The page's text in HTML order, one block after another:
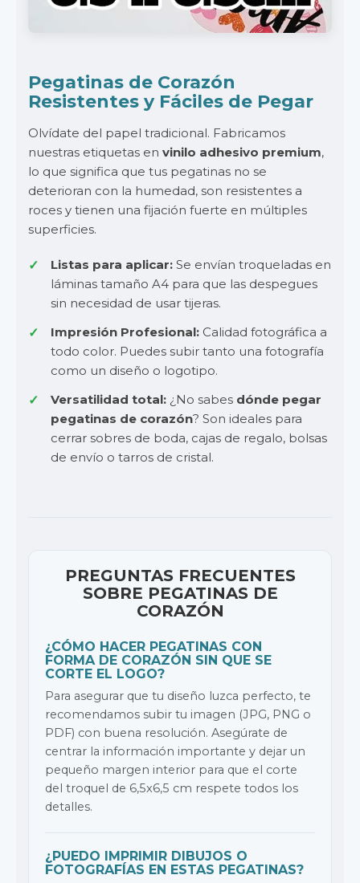
Pegatinas de Corazón
Resistentes y Fáciles de Pegar
Olvídate del papel tradicional. Fabricamos
nuestras etiquetas en vinilo adhesivo premium,
lo que significa que tus pegatinas no se
deterioran con la humedad, son resistentes a
roces y tienen una fijación fuerte en múltiples
superficies.
Listas para aplicar: Se envían troqueladas en
láminas tamaño A4 para que las despegues
sin necesidad de usar tijeras.
Impresión Profesional: Calidad fotográfica a
todo color. Puedes subir tanto una fotografía
como un diseño o logotipo.
Versatilidad total: ¿No sabes dónde pegar
pegatinas de corazón? Son ideales para
cerrar sobres de boda, cajas de regalo, bolsas
de envío o tarros de cristal.
PREGUNTAS FRECUENTES
SOBRE PEGATINAS DE
CORAZÓN
¿CÓMO HACER PEGATINAS CON
FORMA DE CORAZÓN SIN QUE SE
CORTE EL LOGO?
Para asegurar que tu diseño luzca perfecto, te
recomendamos subir tu imagen (JPG, PNG o
PDF) con buena resolución. Asegúrate de
centrar la información importante y dejar un
pequeño margen interior para que el corte
del troquel de 6,5x6,5 cm respete todos los
detalles.
¿PUEDO IMPRIMIR DIBUJOS O
FOTOGRAFÍAS EN ESTAS PEGATINAS?